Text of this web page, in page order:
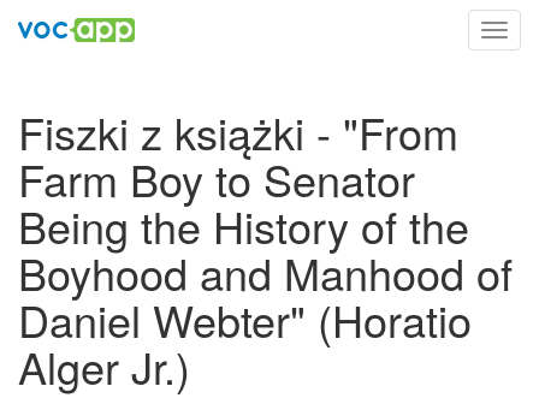
Fiszki z książki - "From
Farm Boy to Senator
Being the History of the
Boyhood and Manhood of
Daniel Webter" (Horatio
Alger Jr.)